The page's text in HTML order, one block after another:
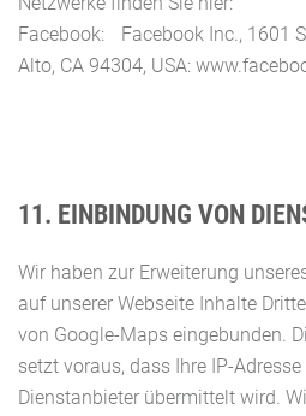
Facebook: Facebook Inc., 1601
Alto, CA 94304, USA:
11. EINBINDUNG VON
Wir haben zur Erweiterung
auf unserer Webseite Inhalte
von Google-Maps eingebunden.
setzt voraus, dass Ihre IP-
Dienstanbieter übermittelt wird.